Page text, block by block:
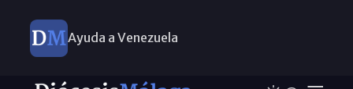
Ayuda a Venezuela